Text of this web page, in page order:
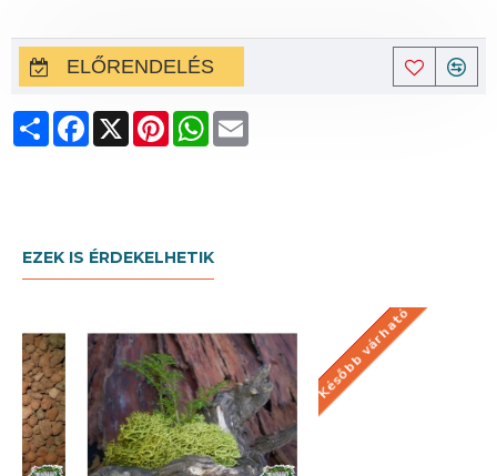
ELŐRENDELÉS
ShareFacebook
X PinterestWhatsApp
EZEK IS ÉRDEKELHETIK
KÉSŐBB VÁRHATÓ
Később várható